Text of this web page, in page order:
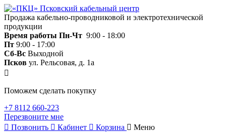
Продажа кабельно-проводниковой и электротехнической
продукции
Время работы Пн-Чт 9:00 - 18:00
Пт 9:00 - 17:00
Сб-Вс Выходной
Псков ул. Рельсовая, д. 1а
Поможем сделать покупку
+7 8112 660-223
Перезвоните мне
Позвонить
Кабинет Корзина Меню